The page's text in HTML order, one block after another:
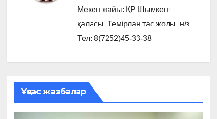
Мекен жайы: ҚР Шымкент
қаласы, Темірлан тас жолы, н/з
Тел: 8(7252)45-33-38
Ұқсас жазбалар